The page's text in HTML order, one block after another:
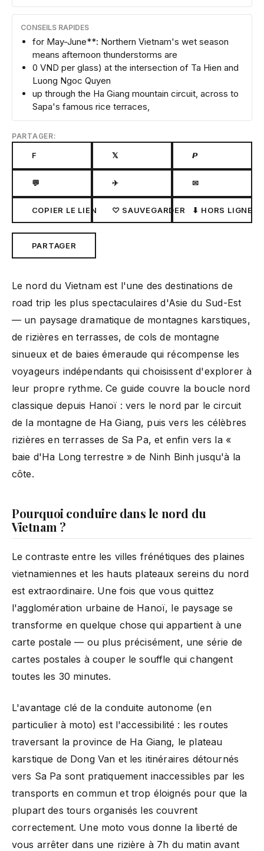
CONSEILS RAPIDES
for May-June**: Northern Vietnam's wet season
means afternoon thunderstorms are
0 VND per glass) at the intersection of Ta Hien and
Luong Ngoc Quyen
up through the Ha Giang mountain circuit, across to
Sapa's famous rice terraces,
PARTAGER:
F 𝕏 𝙋
💬 ✈ ✉
COPIER LE LIEN ♡ SAUVEGARDER ⬇ HORS LIGNE
PARTAGER
Le nord du Vietnam est l'une des destinations de
road trip les plus spectaculaires d'Asie du Sud-Est
— un paysage dramatique de montagnes karstiques,
de rizières en terrasses, de cols de montagne
sinueux et de baies émeraude qui récompense les
voyageurs indépendants qui choisissent d'explorer à
leur propre rythme. Ce guide couvre la boucle nord
classique depuis Hanoï : vers le nord par le circuit
de la montagne de Ha Giang, puis vers les célèbres
rizières en terrasses de Sa Pa, et enfin vers la «
baie d'Ha Long terrestre » de Ninh Binh jusqu'à la
côte.
Pourquoi conduire dans le nord du
Vietnam ?
Le contraste entre les villes frénétiques des plaines
vietnamiennes et les hauts plateaux sereins du nord
est extraordinaire. Une fois que vous quittez
l'agglomération urbaine de Hanoï, le paysage se
transforme en quelque chose qui appartient à une
carte postale — ou plus précisément, une série de
cartes postales à couper le souffle qui changent
toutes les 30 minutes.
L'avantage clé de la conduite autonome (en
particulier à moto) est l'accessibilité : les routes
traversant la province de Ha Giang, le plateau
karstique de Dong Van et les itinéraires détournés
vers Sa Pa sont pratiquement inaccessibles par les
transports en commun et trop éloignés pour que la
plupart des tours organisés les couvrent
correctement. Une moto vous donne la liberté de
vous arrêter dans une rizière à 7h du matin avant